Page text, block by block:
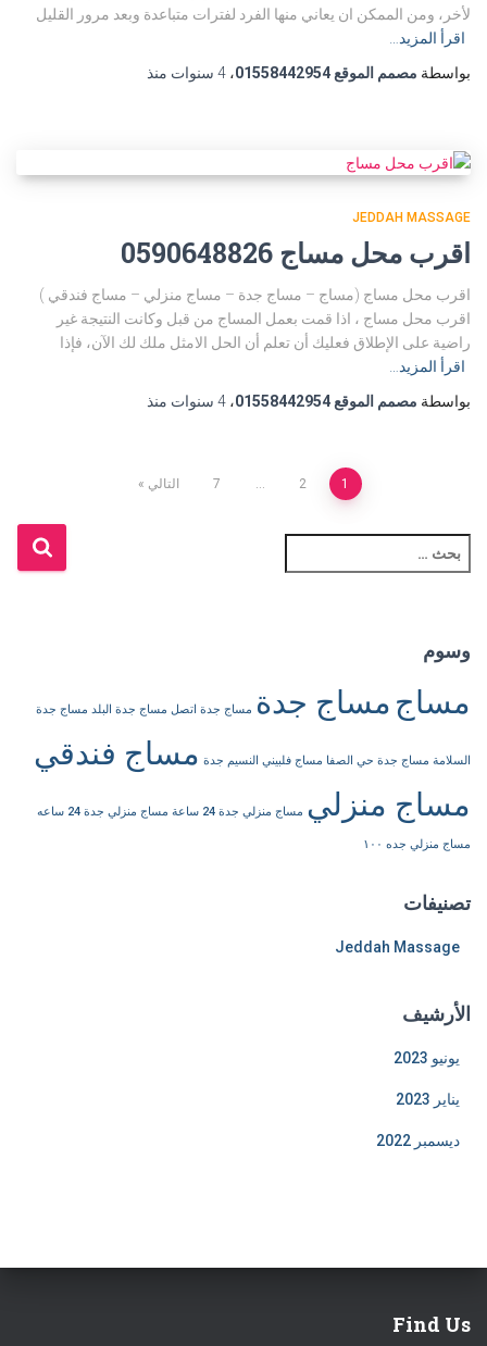
لأخر، ومن الممكن ان يعاني منها الفرد لفترات متباعدة وبعد مرور القليل
اقرأ المزيد…
بواسطة مصمم الموقع 01558442954 ، 4 سنوات منذ
JEDDAH MASSAGE
اقرب محل مساج 0590648826
اقرب محل مساج (مساج – مساج جدة – مساج منزلي – مساج فندقي )
اقرب محل مساج ، اذا قمت بعمل المساج من قبل وكانت النتيجة غير
راضية على الإطلاق فعليك أن تعلم أن الحل الامثل ملك لك الآن، فإذا
اقرأ المزيد…
بواسطة مصمم الموقع 01558442954 ، 4 سنوات منذ
المقالات
1
2
…
7 التالي
ل
ع
:
وسوم
مساج مساج جدة مساج جدة اتصل مساج جدة البلد مساج جدة
السلامة مساج جدة حي الصفا مساج فلبيني النسيم جدة مساج فندقي
مساج منزلي مساج منزلي جدة 24 ساعة مساج منزلي جدة 24 ساعه
مساج منزلي جده ١٠٠
تصنيفات
Jeddah Massage
الأرشيف
يونيو 2023
يناير 2023
ديسمبر 2022
Find Us